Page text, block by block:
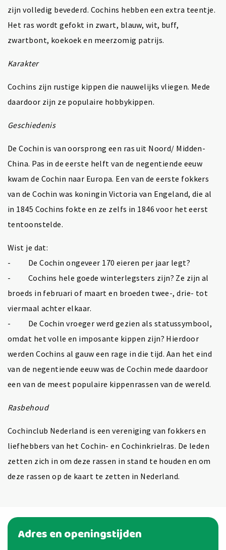
zijn volledig bevederd. Cochins hebben een extra teentje.
Het ras wordt gefokt in zwart, blauw, wit, buff,
zwartbont, koekoek en meerzomig patrijs.
Karakter
Cochins zijn rustige kippen die nauwelijks vliegen. Mede
daardoor zijn ze populaire hobbykippen.
Geschiedenis
De Cochin is van oorsprong een ras uit Noord/ Midden-
China. Pas in de eerste helft van de negentiende eeuw
kwam de Cochin naar Europa. Een van de eerste fokkers
van de Cochin was koningin Victoria van Engeland, die al
in 1845 Cochins fokte en ze zelfs in 1846 voor het eerst
tentoonstelde.
Wist je dat:
- De Cochin ongeveer 170 eieren per jaar legt?
- Cochins hele goede winterlegsters zijn? Ze zijn al
broeds in februari of maart en broeden twee-, drie- tot
viermaal achter elkaar.
- De Cochin vroeger werd gezien als statussymbool,
omdat het volle en imposante kippen zijn? Hierdoor
werden Cochins al gauw een rage in die tijd. Aan het eind
van de negentiende eeuw was de Cochin mede daardoor
een van de meest populaire kippenrassen van de wereld.
Rasbehoud
Cochinclub Nederland is een vereniging van fokkers en
liefhebbers van het Cochin- en Cochinkrielras. De leden
zetten zich in om deze rassen in stand te houden en om
deze rassen op de kaart te zetten in Nederland.
Adres en openingstijden